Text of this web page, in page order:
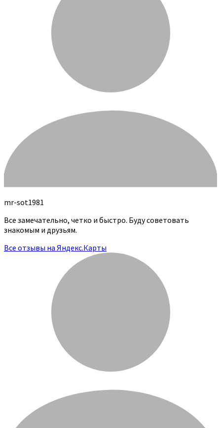
mr-sot1981
Все замечательно, четко и быстро. Буду советовать
знакомым и друзьям.
Все отзывы на Яндекс.Карты